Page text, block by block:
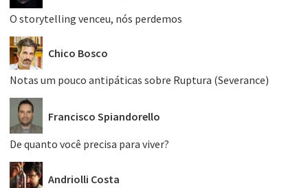
O storytelling venceu, nós perdemos
Chico Bosco
Notas um pouco antipáticas sobre Ruptura (Severance)
Francisco Spiandorello
De quanto você precisa para viver?
Andriolli Costa